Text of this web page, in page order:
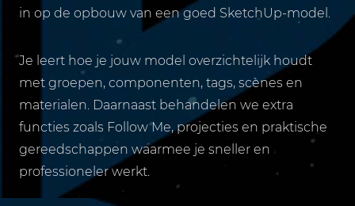
in op de opbouw van een goed SketchUp-model.
Je leert hoe je jouw model overzichtelijk houdt
met groepen, componenten, tags, scènes en
materialen. Daarnaast behandelen we extra
functies zoals Follow Me, projecties en praktische
gereedschappen waarmee je sneller en
professioneler werkt.